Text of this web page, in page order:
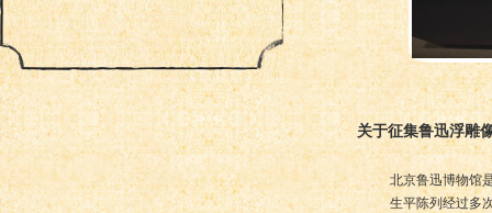
关于征集鲁迅浮雕
北京鲁迅博物馆
生平陈列经过多